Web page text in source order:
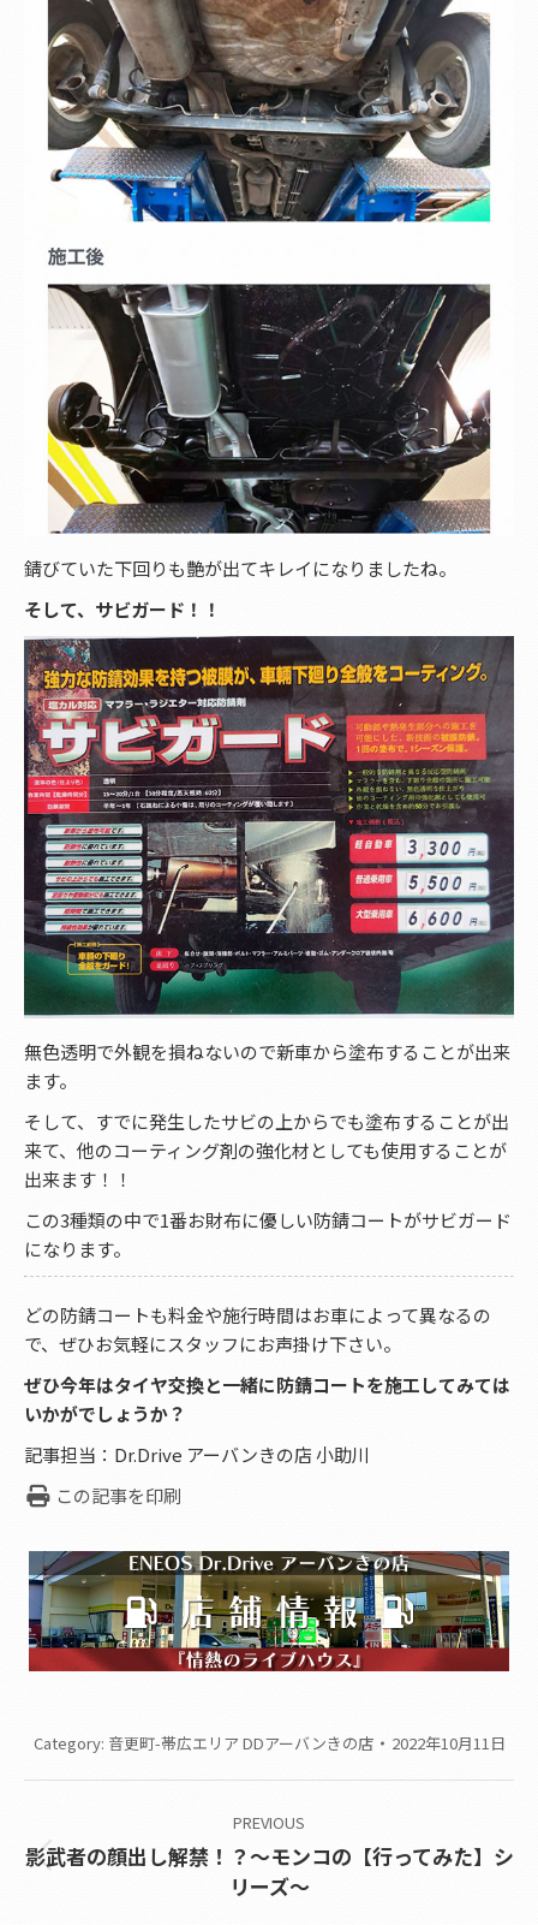
錆びていた下回りも艶が出てキレイになりましたね。
そして、サビガード！！
無色透明で外観を損ねないので新車から塗布することが出来
ます。
そして、すでに発生したサビの上からでも塗布することが出
来て、他のコーティング剤の強化材としても使用することが
出来ます！！
この3種類の中で1番お財布に優しい防錆コートがサビガード
になります。
どの防錆コートも料金や施行時間はお車によって異なるの
で、ぜひお気軽にスタッフにお声掛け下さい。
ぜひ今年はタイヤ交換と一緒に防錆コートを施工してみては
いかがでしょうか？
記事担当：Dr.Drive アーバンきの店 小助川
この記事を印刷
Category: 音更町-帯広エリア DDアーバンきの店 2022年10月11日
PREVIOUS
Previous
post:
影武者の顔出し解禁！？～モンコの【行ってみた】シ
リーズ～